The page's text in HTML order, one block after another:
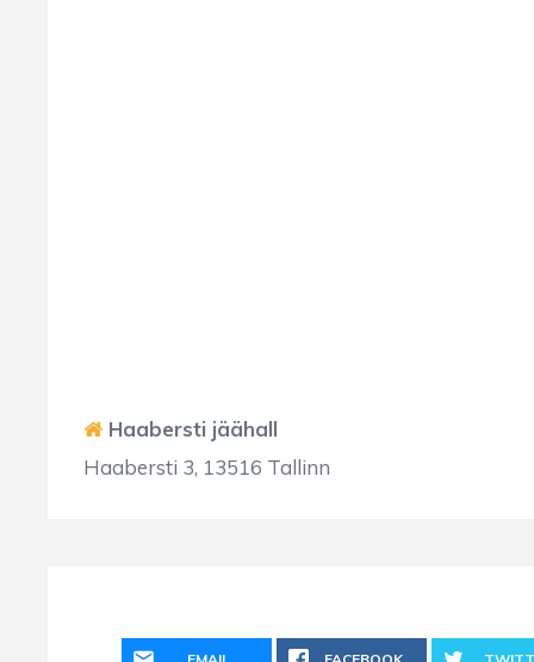
Haabersti jäähall
Haabersti 3, 13516 Tallinn